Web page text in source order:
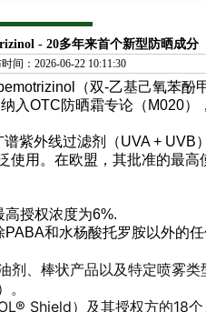
- 20多年来首个新型防晒成分
间：2026-06-22 10:11:30
（双-乙基己氧苯酚
入OTC防晒霜专论（M020）
紫外线过滤剂（UVA + UVB
使用。在欧盟，其批准的最高
高授权浓度为6%.
和水杨酸托罗胺以外的
剂、棒状产品以及特定喷雾类
Shield）及其授权方的18个